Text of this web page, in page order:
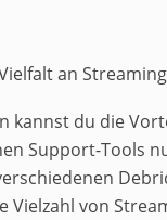
an
kannst du die
Support-Tools
Vielzahl von